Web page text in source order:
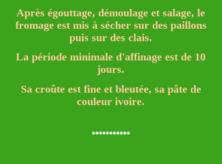
Après égouttage, démoulage et salage, le
fromage est mis à sécher sur des paillons
puis sur des clais.
La période minimale d'affinage est de 10
jours.
Sa croûte est fine et bleutée, sa pâte de
couleur ivoire.
***********